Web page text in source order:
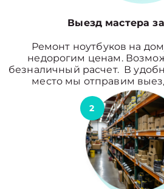
Выезд мастера
Ремонт ноутбуков на
недорогим ценам.
безналичный расчет. В
место мы отправим
2